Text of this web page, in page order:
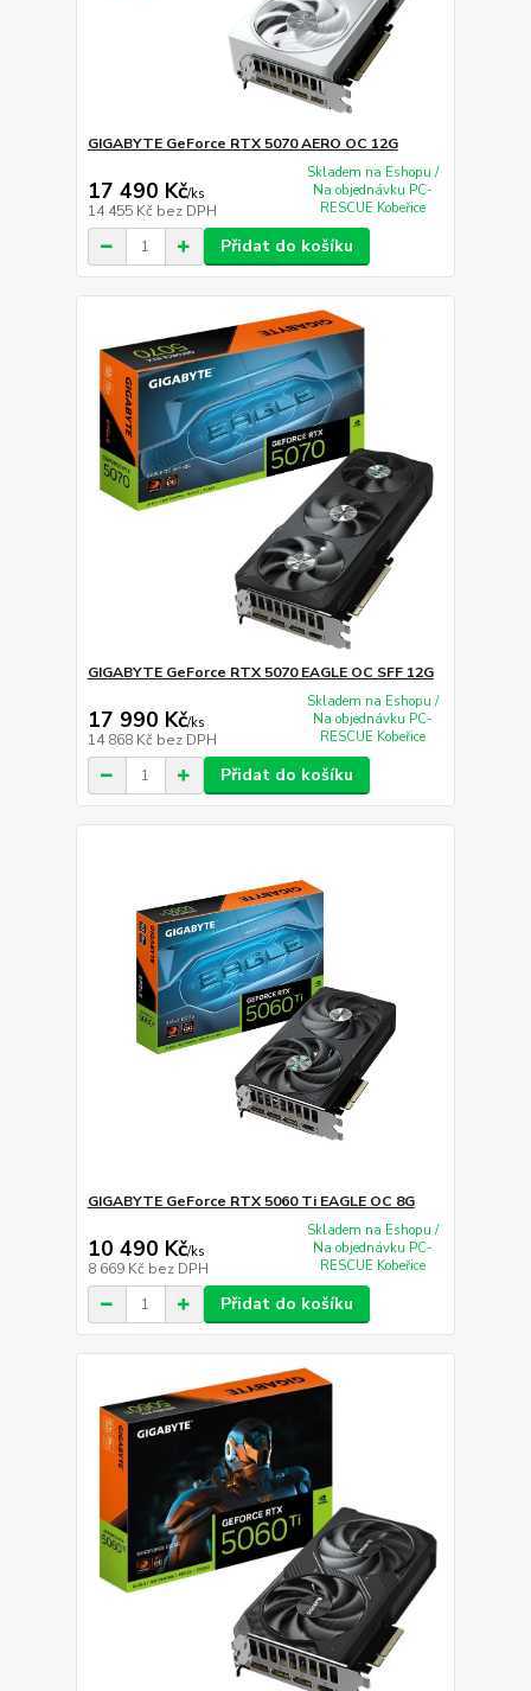
GIGABYTE GeForce RTX 5070 AERO OC 12G
17 490 Kč/ks
14 455 Kč bez DPH
Skladem na Eshopu /
Na objednávku PC-
RESCUE Kobeřice
Přidat do košíku
GIGABYTE GeForce RTX 5070 EAGLE OC SFF 12G
17 990 Kč/ks
14 868 Kč bez DPH
Skladem na Eshopu /
Na objednávku PC-
RESCUE Kobeřice
Přidat do košíku
GIGABYTE GeForce RTX 5060 Ti EAGLE OC 8G
10 490 Kč/ks
8 669 Kč bez DPH
Skladem na Eshopu /
Na objednávku PC-
RESCUE Kobeřice
Přidat do košíku